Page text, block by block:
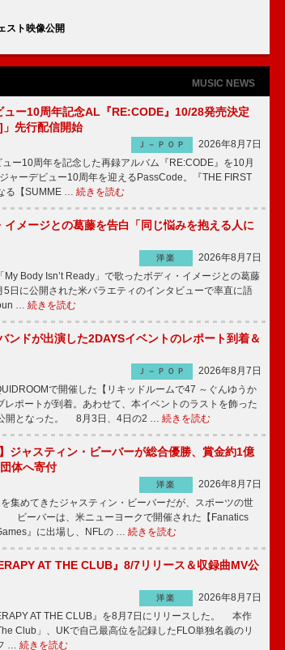
スト映像公開
MUSIC NEWS
ー10周年記念AL『RE:CODE』10/28発売決定
」先行配信開始
Ｊ－ＰＯＰ
2026年8月7日
ー10周年を記念した再録アルバム『RE:CODE』を10月
ーデビュー10周年を迎えるPassCode。『THE FIRST
る【SUMME … 続きを読む
イメージとの葛藤を告白「同じ悩みを抱える人に
洋楽
2026年8月7日
Body Isn’t Ready」で歌ったボディ・イメージとの葛藤
日に公開された米バラエティのインタビューで率直に語
… 続きを読む
ンドが出演した2DAYSイベントのレポート到着＆
Ｊ－ＰＯＰ
2026年8月7日
で開催した【リキッドルームで47 ～ぐんゆうか
レポートが到着。あわせて、本イベントのラストを飾った
開となった。 8月3日、4日の2 … 続きを読む
ジャスティン・ビーバーが総合優勝、賞金約1億
体へ寄付
洋楽
2026年8月7日
集めてきたジャスティン・ビーバーだが、スポーツの世
ビーバーは、米ニューヨークで開催された【Fanatics
』に出場し、NFLの … 続きを読む
AT THE CLUB』8/7リリース＆収録曲MV公
洋楽
2026年8月7日
AT THE CLUB』を8月7日にリリースした。 本作
Club」、UKで自己最高位を記録したFLO単独名義のリ
… 続きを読む